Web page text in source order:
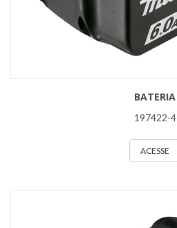
BATERIA
197422-4
ACESSE